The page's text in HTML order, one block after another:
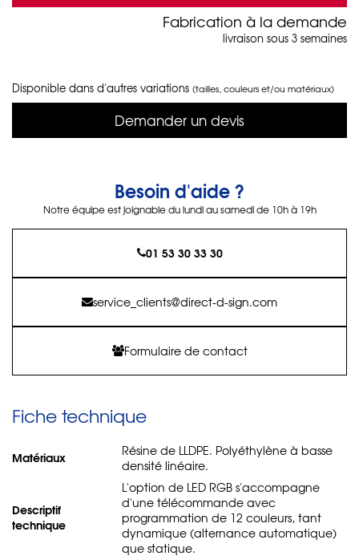
Fabrication à la demande
livraison sous 3 semaines
Disponible dans d'autres variations (tailles, couleurs et/ou matériaux)
Demander un devis
Besoin d'aide ?
Notre équipe est joignable du lundi au samedi de 10h à 19h
01 53 30 33 30
service_clients@direct-d-sign.com
Formulaire de contact
Fiche technique
Matériaux
Résine de LLDPE. Polyéthylène à basse
densité linéaire.
Descriptif
technique
L'option de LED RGB s'accompagne
d'une télécommande avec
programmation de 12 couleurs, tant
dynamique (alternance automatique)
que statique.